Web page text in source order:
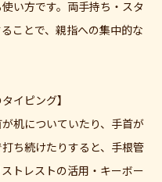
い方です。両手持ち・スタ
ことで、親指への集中的な
イピング】
机についていたり、手首が
ち続けたりすると、手根管
トレストの活用・キーボー